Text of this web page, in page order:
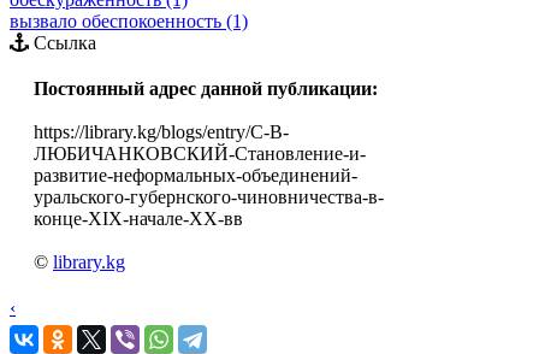
вызвало обеспокоенность (1)
Ссылка
Постоянный адрес данной публикации:
https://library.kg/blogs/entry/С-В-
ЛЮБИЧАНКОВСКИЙ-Становление-и-
развитие-неформальных-объединений-
уральского-губернского-чиновничества-в-
конце-XIX-начале-XX-вв
© library.kg
‹
›